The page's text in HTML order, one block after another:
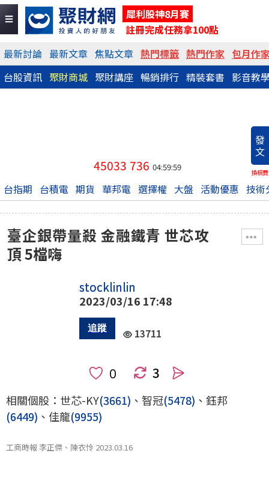
犀利股神8月賽
註冊完成任務拿100點
最新討論 最新文章 焦點文章 熱門標籤 熱門作家 包月作
台股資訊 聚財商城 聚財講座 暢銷排行 精裝套書 影音教
發
文
換稿費
45033 736 04:59:59
台指期 台積電 期貨 華邦電 選擇權 大盤 活動優惠 技術
臺企銀帶量殺 金融鐵青 世芯攻
頂 5檔嗨
stocklinlin
2023/03/16 17:48
13711
3
相關個股：世芯-KY(3661) 、智冠(5478) 、鈺邦
(6449) 、佳龍(9955)
工商時報 李正傑、陳衣怜 2023.03.16